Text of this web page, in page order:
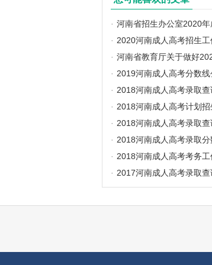
· 河南省招生办公室2020
· 2020河南成人高考招生工
· 河南省教育厅关于做好
· 2019河南成人高考分数线
· 2018河南成人高考录取
· 2018河南成人高考计划招
· 2018河南成人高考录取
· 2018河南成人高考录取分
· 2018河南成人高考考务
· 2017河南成人高考录取查